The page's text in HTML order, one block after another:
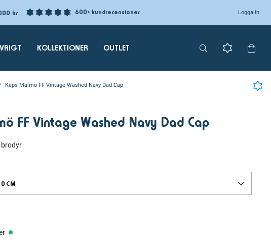
kr 600+ kundrecensioner Logga in
KOLLEKTIONER OUTLET
Keps Malmö FF Vintage Washed Navy Dad Cap
FF Vintage Washed Navy Dad Cap
brodyr